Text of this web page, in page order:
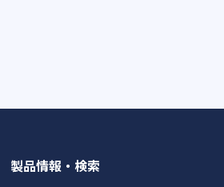
製品情報・検索